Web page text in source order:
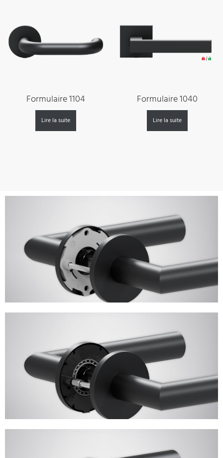
Formulaire 1104
Lire la suite
Formulaire 1040
Lire la suite